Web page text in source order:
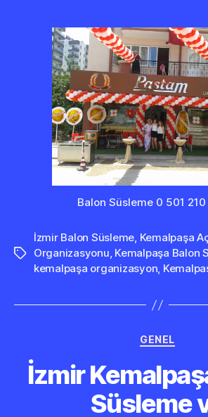
Balon Süsleme 0 501
Etiketler
İzmir Balon Süsleme, Kemalpaşa
Organizasyonu, Kemalpaşa Balon
kemalpaşa organizasyon,
GENEL
İzmir
Süsleme